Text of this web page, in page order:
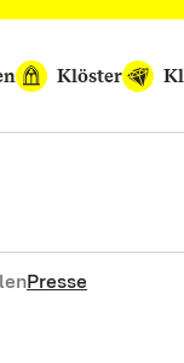
Klöster
Presse